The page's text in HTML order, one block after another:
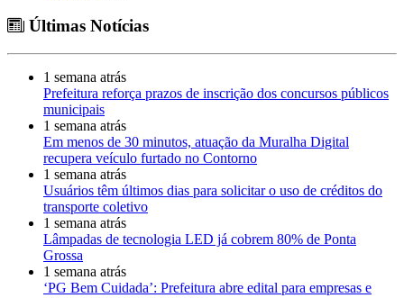
Últimas Notícias
1 semana atrás
Prefeitura reforça prazos de inscrição dos concursos públicos
municipais
1 semana atrás
Em menos de 30 minutos, atuação da Muralha Digital
recupera veículo furtado no Contorno
1 semana atrás
Usuários têm últimos dias para solicitar o uso de créditos do
transporte coletivo
1 semana atrás
Lâmpadas de tecnologia LED já cobrem 80% de Ponta
Grossa
1 semana atrás
‘PG Bem Cuidada’: Prefeitura abre edital para empresas e